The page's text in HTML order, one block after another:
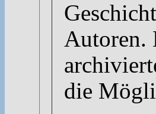
Autoren.
die